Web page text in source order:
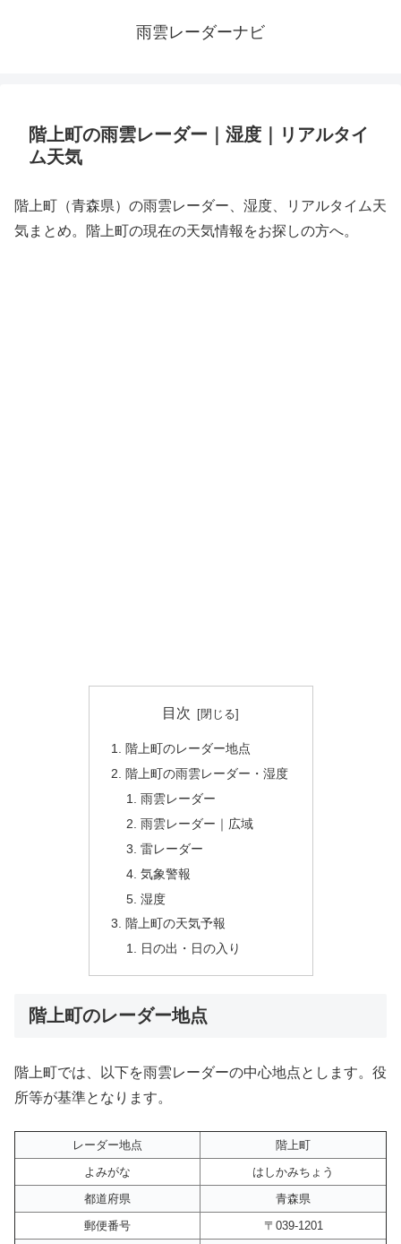
雨雲レーダーナビ
階上町の雨雲レーダー｜湿度｜リアルタイ
ム天気
階上町（青森県）の雨雲レーダー、湿度、リアルタイム天
気まとめ。階上町の現在の天気情報をお探しの方へ。
目次
階上町のレーダー地点
階上町の雨雲レーダー・湿度
雨雲レーダー
雨雲レーダー｜広域
雷レーダー
気象警報
湿度
階上町の天気予報
日の出・日の入り
階上町のレーダー地点
階上町では、以下を雨雲レーダーの中心地点とします。役
所等が基準となります。
レーダー地点
階上町
よみがな
はしかみちょう
都道府県
青森県
郵便番号
〒039-1201